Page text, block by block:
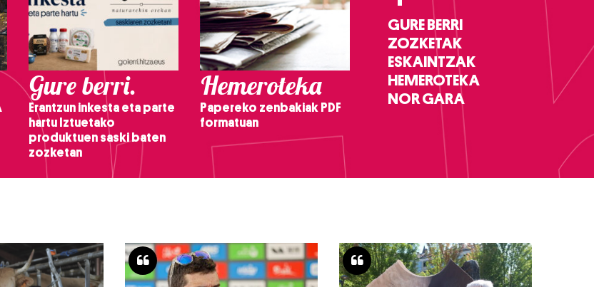
Gure berri.
Erantzun inkesta eta parte
hartu Iztuetako
produktuen saski baten
zozketan
Hemeroteka
Papereko zenbakiak PDF
formatuan
GURE BERRI
ZOZKETAK
ESKAINTZAK
HEMEROTEKA
NOR GARA